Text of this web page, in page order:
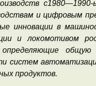
и цифровым
инновации в
и локомотивом
систем
продуктов.